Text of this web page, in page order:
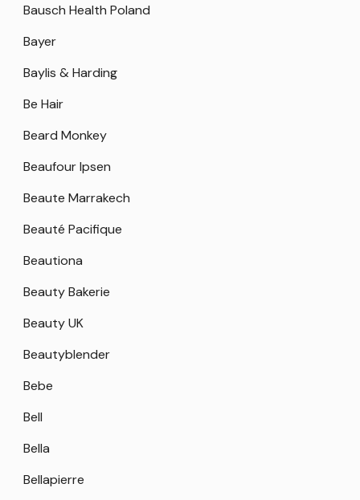
Bausch Health Poland
Bayer
Baylis & Harding
Be Hair
Beard Monkey
Beaufour Ipsen
Beaute Marrakech
Beauté Pacifique
Beautiona
Beauty Bakerie
Beauty UK
Beautyblender
Bebe
Bell
Bella
Bellapierre